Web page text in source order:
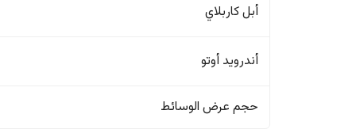
أبل كاربلاي
أندرويد أوتو
حجم عرض الوسائط